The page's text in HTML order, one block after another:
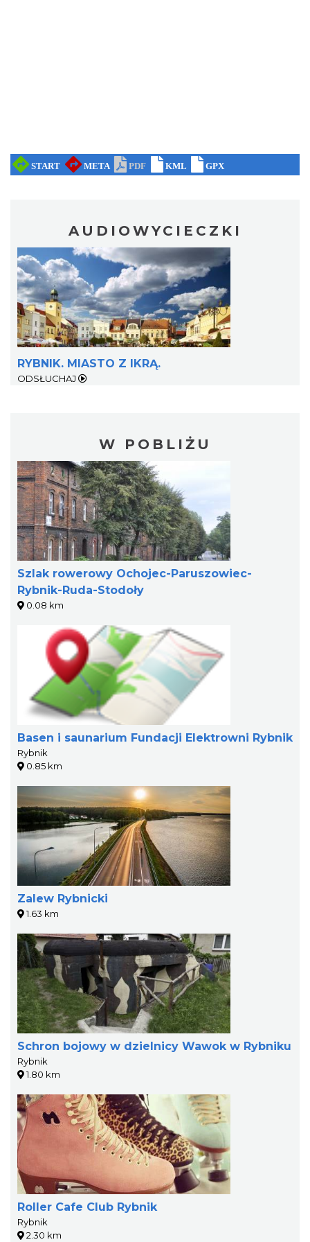
AUDIOWYCIECZKI
RYBNIK. MIASTO Z IKRĄ.
ODSŁUCHAJ
W POBLIŻU
Szlak rowerowy Ochojec-Paruszowiec-
Rybnik-Ruda-Stodoły
0.08 km
Basen i saunarium Fundacji Elektrowni Rybnik
Rybnik
0.85 km
Zalew Rybnicki
1.63 km
Schron bojowy w dzielnicy Wawok w Rybniku
Rybnik
1.80 km
Roller Cafe Club Rybnik
Rybnik
2.30 km